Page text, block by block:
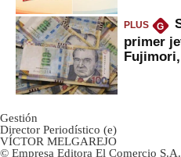
PLUS G
primer
Gestión
Director Periodístico (e)
VÍCTOR MELGAREJO
© Empresa Editora El Comercio S.A.